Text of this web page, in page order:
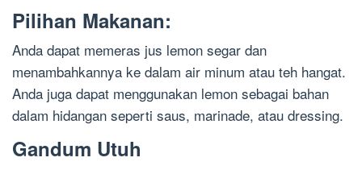
Pilihan Makanan:
Anda dapat memeras jus lemon segar dan
menambahkannya ke dalam air minum atau teh hangat.
Anda juga dapat menggunakan lemon sebagai bahan
dalam hidangan seperti saus, marinade, atau dressing.
Gandum Utuh